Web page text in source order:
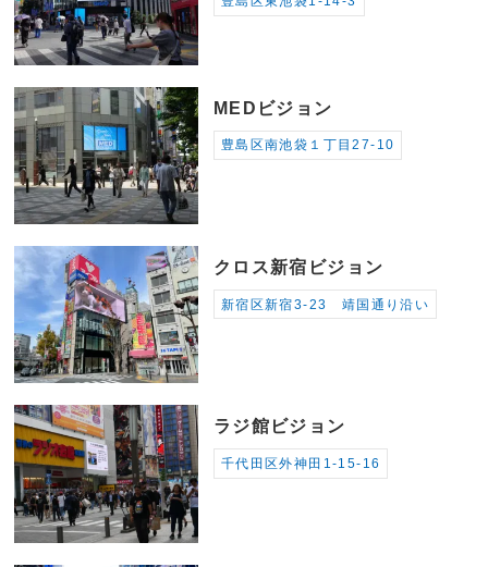
MEDビジョン
豊島区南池袋１丁目27-10
クロス新宿ビジョン
新宿区新宿3-23 靖国通り沿い
ラジ館ビジョン
千代田区外神田1-15-16